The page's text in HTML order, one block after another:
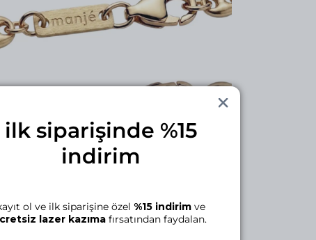
ilk siparişinde %15
indirim
ol ve ilk siparişine özel %15 indirim ve
lazer kazıma fırsatından faydalan.